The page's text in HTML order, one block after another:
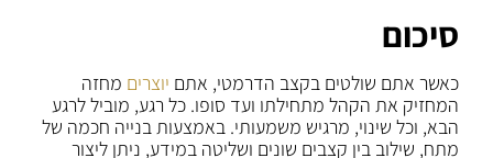
סיכום
כאשר אתם שולטים בקצב הדרמטי, אתם יוצרים מחזה
המחזיק את הקהל מתחילתו ועד סופו. כל רגע, מוביל לרגע
הבא, וכל שינוי, מרגיש משמעותי. באמצעות בנייה חכמה של
מתח, שילוב בין קצבים שונים ושליטה במידע, ניתן ליצור